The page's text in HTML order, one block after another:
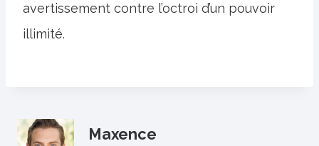
avertissement contre l’octroi d’un pouvoir
illimité.
Maxence